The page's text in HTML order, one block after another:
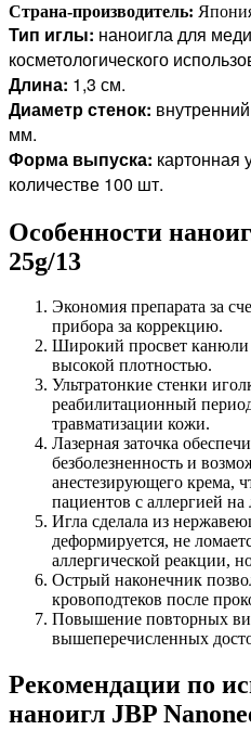
Страна-производитель:
Тип иглы: наноигла для
косметологического
Длина: 1,3 см.
Диаметр стенок:
мм.
Форма выпуска: картонная
количестве 100 шт.
Особенности
25g/13
Экономия препарата за
прибора за коррекцию.
Широкий просвет канюли
высокой плотностью.
Ультратонкие стенки
реабилитационный
травматизации кожи.
Лазерная заточка
безболезненность и
анестезирующего крема,
пациентов с аллергией на
Игла сделала из
деформируется, не
аллергической реакции,
Острый наконечник
кровоподтеков после
Повышение повторных
вышеперечисленных
Рекомендации по
наноигл JBP